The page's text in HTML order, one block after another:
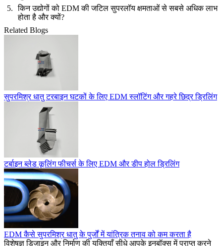
किन उद्योगों को EDM की जटिल सुपरलॉय क्षमताओं से सबसे अधिक लाभ
होता है और क्यों?
Related Blogs
सुपरमिश्र धातु टरबाइन घटकों के लिए EDM स्लॉटिंग और गहरे छिद्र ड्रिलिंग
टर्बाइन ब्लेड कूलिंग फीचर्स के लिए EDM और डीप होल ड्रिलिंग
EDM कैसे सुपरमिश्र धातु के पुर्जों में यांत्रिक तनाव को कम करता है
विशेषज्ञ डिजाइन और निर्माण की युक्तियाँ सीधे आपके इनबॉक्स में प्राप्त करने